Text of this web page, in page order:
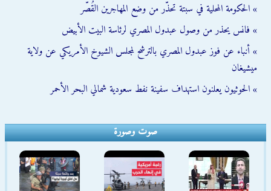
» الحكومة المحلية في سبتة تحذّر من وضع المهاجرين القُصّر
» فانس يحذر من وصول عبدول المصري لرئاسة البيت الأبيض
» أنباء عن فوز عبدول المصري بالترشح لمجلس الشيوخ الأمريكي عن ولاية
ميشيغان
» الحوثيون يعلنون استهداف سفينة نفط سعودية شمالي البحر الأحمر
صوت وصورة